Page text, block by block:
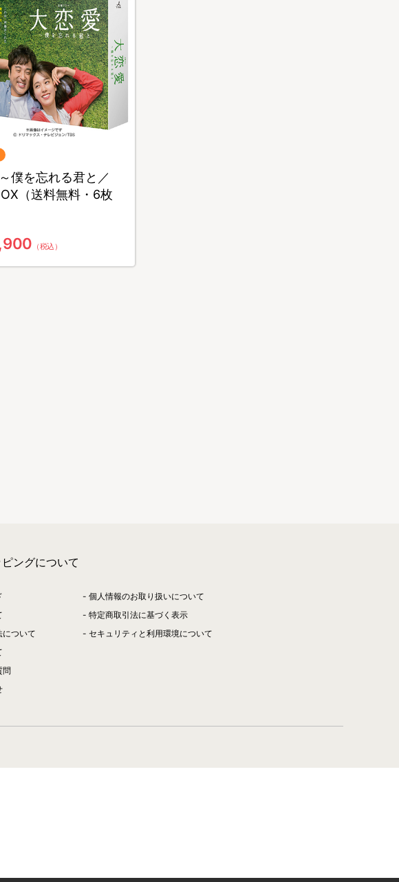
僕を忘れる君と／
（送料無料・6枚
（税込）
ングについて
について
問
個人情報のお取り扱いについて
特定商取引法に基づく表示
セキュリティと利用環境について